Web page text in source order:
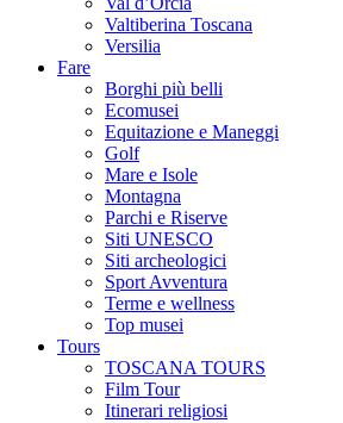
Valtiberina Toscana
Versilia
Fare
Borghi più belli
Ecomusei
Equitazione e Maneggi
Golf
Mare e Isole
Montagna
Parchi e Riserve
Siti UNESCO
Siti archeologici
Sport Avventura
Terme e wellness
Top musei
Tours
TOSCANA TOURS
Film Tour
Itinerari religiosi